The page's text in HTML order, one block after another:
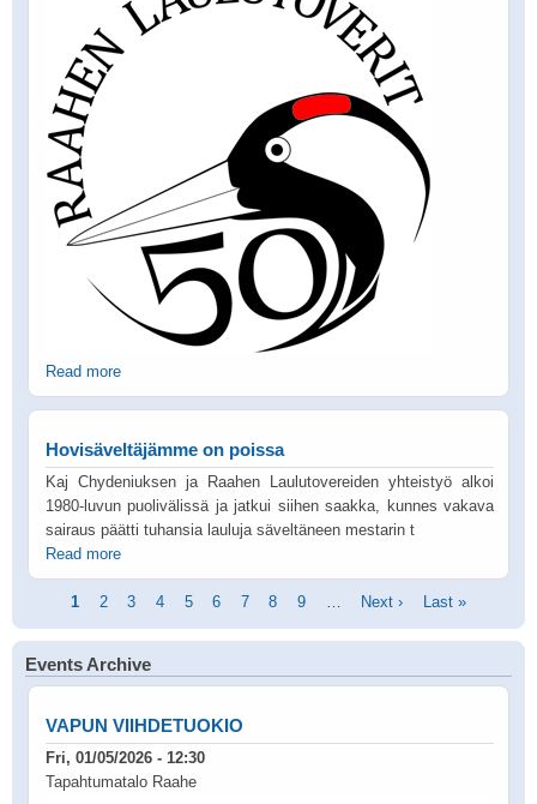
Read more
Hovisäveltäjämme on poissa
Kaj Chydeniuksen ja Raahen Laulutovereiden yhteistyö alkoi
1980-luvun puolivälissä ja jatkui siihen saakka, kunnes vakava
sairaus päätti tuhansia lauluja säveltäneen mestarin t
Read more
Pagination
Current
page
1 Page
2 Page
3 Page
4 Page
5 Page
6 Page
7 Page
8 Page
9 …
Next
page
Next ›
Last
page
Last »
Events Archive
VAPUN VIIHDETUOKIO
Fri, 01/05/2026 - 12:30
Tapahtumatalo Raahe